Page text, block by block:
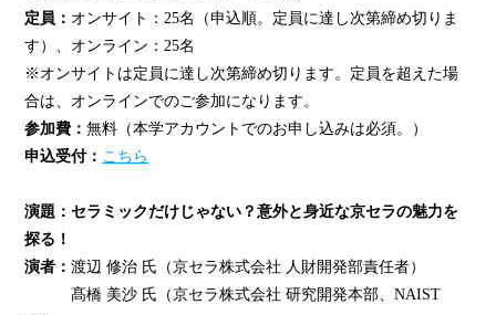
定員： オンサイト：25名（申込順。定員に達し次第締め切りま
す）、オンライン：25名
※オンサイトは定員に達し次第締め切ります。定員を超えた場
合は、オンラインでのご参加になります。
参加費：無料（本学アカウントでのお申し込みは必須。）
申込受付： こちら
演題：セラミックだけじゃない？意外と身近な京セラの魅力を
探る！
演者：渡辺 修治 氏（京セラ株式会社 人財開発部責任者）
髙橋 美沙 氏（京セラ株式会社 研究開発本部、NAIST